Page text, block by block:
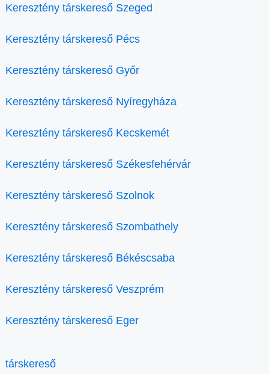
Keresztény társkereső Szeged
Keresztény társkereső Pécs
Keresztény társkereső Győr
Keresztény társkereső Nyíregyháza
Keresztény társkereső Kecskemét
Keresztény társkereső Székesfehérvár
Keresztény társkereső Szolnok
Keresztény társkereső Szombathely
Keresztény társkereső Békéscsaba
Keresztény társkereső Veszprém
Keresztény társkereső Eger
társkereső